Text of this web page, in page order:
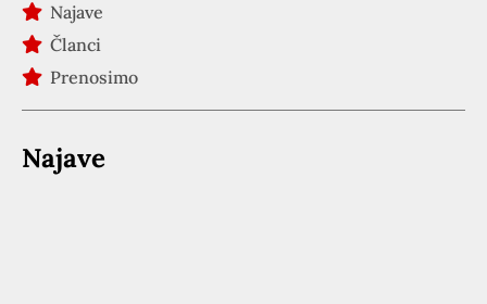
Najave
Članci
Prenosimo
Najave